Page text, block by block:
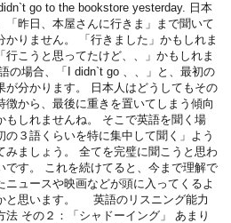
go to the bookstore yesterday. 日本
「昨日、本屋さんに行きま」まで聞いて
かりません。 「行きました」かもしれま
行こうと思ってたけど、、」かもしれま
の場合、「I didn`t go 、、」と、最初の
が分かります。 日本人はどうしてもその
徴から、最後に重きを置いてしまう傾向
もしれませんね。 そこで英語を聞く場
の３語くらいを特に集中して聞く」よう
みましょう。 全てを完璧に聞こうと思わ
です。 これを続けてると、今まで理解で
ニュースや映画などが頭に入ってくるよ
と思います。 英語のリスニング能力
法 その２：「シャドーイング」 あまり